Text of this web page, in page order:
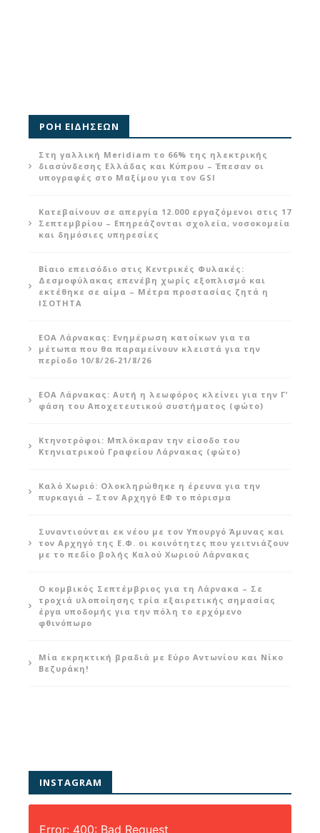
ΡΟΗ ΕΙΔΗΣΕΩΝ
Στη γαλλική Meridiam το 66% της ηλεκτρικής
διασύνδεσης Ελλάδας και Κύπρου – Έπεσαν οι
υπογραφές στο Μαξίμου για τον GSI
Κατεβαίνουν σε απεργία 12.000 εργαζόμενοι στις 17
Σεπτεμβρίου – Επηρεάζονται σχολεία, νοσοκομεία
και δημόσιες υπηρεσίες
Βίαιο επεισόδιο στις Κεντρικές Φυλακές:
Δεσμοφύλακας επενέβη χωρίς εξοπλισμό και
εκτέθηκε σε αίμα – Μέτρα προστασίας ζητά η
ΙΣΟΤΗΤΑ
ΕΟΑ Λάρνακας: Ενημέρωση κατοίκων για τα
μέτωπα που θα παραμείνουν κλειστά για την
περίοδο 10/8/26-21/8/26
ΕΟΑ Λάρνακας: Αυτή η λεωφόρος κλείνει για την Γ’
φάση του Αποχετευτικού συστήματος (φώτο)
Κτηνοτρόφοι: Μπλόκαραν την είσοδο του
Κτηνιατρικού Γραφείου Λάρνακας (φώτο)
Καλό Χωριό: Ολοκληρώθηκε η έρευνα για την
πυρκαγιά – Στον Αρχηγό ΕΦ το πόρισμα
Συναντιούνται εκ νέου με τον Υπουργό Άμυνας και
τον Αρχηγό της Ε.Φ. οι κοινότητες που γειτνιάζουν
με το πεδίο βολής Καλού Χωριού Λάρνακας
Ο κομβικός Σεπτέμβριος για τη Λάρνακα – Σε
τροχιά υλοποίησης τρία εξαιρετικής σημασίας
έργα υποδομής για την πόλη το ερχόμενο
φθινόπωρο
Μία εκρηκτική βραδιά με Εύρο Αντωνίου και Νίκο
Βεζυράκη!
INSTAGRAM
Error: 400: Bad Request